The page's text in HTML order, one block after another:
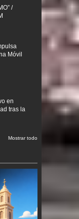
/
Móvil
en
tras la
Mostrar todo